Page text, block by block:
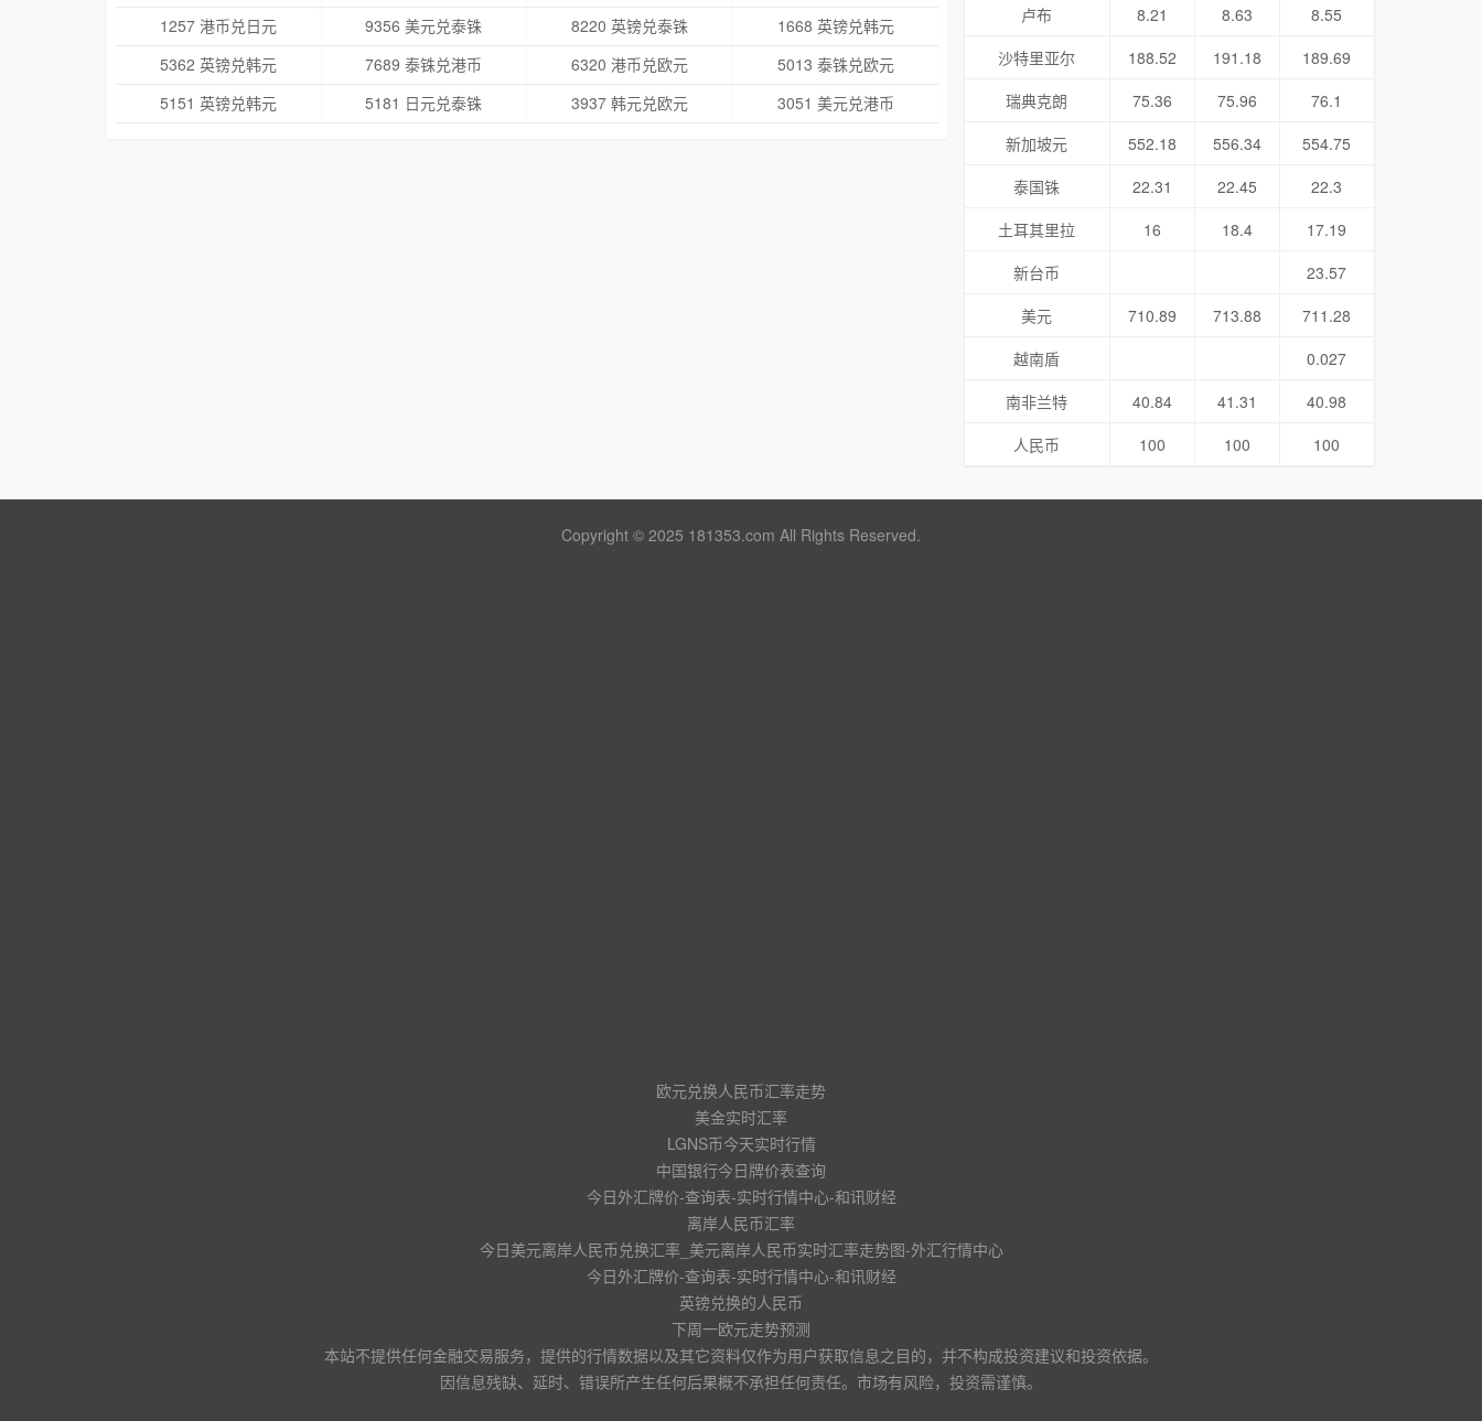
1257 港币兑日元
9356 美元兑泰铢 8220 英镑兑泰铢
1668 英镑兑韩元
5362 英镑兑韩元
7689 泰铢兑港币 6320 港币兑欧元
5013 泰铢兑欧元
5151 英镑兑韩元
5181 日元兑泰铢 3937 韩元兑欧元 3051 美元兑港币
卢布
8.21 8.63
8.55
沙特里亚尔
188.52 191.18
189.69
瑞典克朗
75.36 75.96
76.1
新加坡元
552.18 556.34
554.75
泰国铢
22.31 22.45
22.3
土耳其里拉
16 18.4
17.19
新台币
23.57
美元
710.89 713.88
711.28
越南盾
0.027
南非兰特
40.84 41.31
40.98
人民币
100 100 100
Copyright © 2025 181353.com All Rights Reserved.
欧元兑换人民币汇率走势
美金实时汇率
LGNS币今天实时行情
中国银行今日牌价表查询
今日外汇牌价-查询表-实时行情中心-和讯财经
离岸人民币汇率
今日美元离岸人民币兑换汇率_美元离岸人民币实时汇率走势图-外汇行情中心
今日外汇牌价-查询表-实时行情中心-和讯财经
英镑兑换的人民币
下周一欧元走势预测
本站不提供任何金融交易服务，提供的行情数据以及其它资料仅作为用户获取信息之目的，并不构成投资建议和投资依据。
因信息残缺、延时、错误所产生任何后果概不承担任何责任。市场有风险，投资需谨慎。